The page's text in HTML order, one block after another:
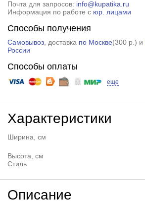
Почта для запросов: info@kupatika.ru
Информация по работе с юр. лицами
Способы получения
Самовывоз, доставка по Москве(300 р. ) и
России
Способы оплаты
еще
Характеристики
Ширина, см
Высота, см
Стиль
Описание